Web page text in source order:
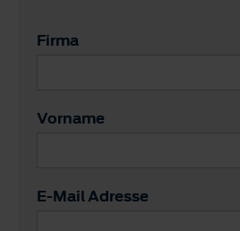
Firma
Vorname
E-Mail Adresse